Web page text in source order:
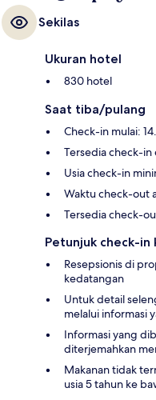
Sekilas
Ukuran hotel
830 hotel
Saat tiba/pulang
Check-in mulai:
Tersedia check-in
Usia check-in
Waktu check-out
Tersedia check-
Petunjuk check-in
Resepsionis di
kedatangan
Untuk detail
melalui informasi
Informasi yang
diterjemahkan
Makanan tidak
usia 5 tahun ke